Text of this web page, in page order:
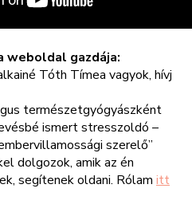
weboldal gazdája:
Tóth Tímea vagyok, hívj
természetgyógyászként
ismert stresszoldó –
szerelő”
dolgozok, amik az én
segítenek oldani. Rólam itt